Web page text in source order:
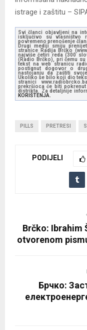
istrage i zaštitu –
Svi članci objavljeni na
isključivo su vlasništvo
povremeno prenošenje
Drugi mediji smiju
stranice Radija Brčko
najviše četiri reda (300
(Radio Brčko), pri čemu
tekst na web stranicu
postignut dogovor o
nastojanju da zaštiti
Ukoliko se bilo koji dio
stranici
prekršioca će biti
distrikta. Za detaljnije
KORIŠTENJA.
PILLS PRETRESI
PODIJELI
Brčko: Ibrahim
otvorenom
Брчко: